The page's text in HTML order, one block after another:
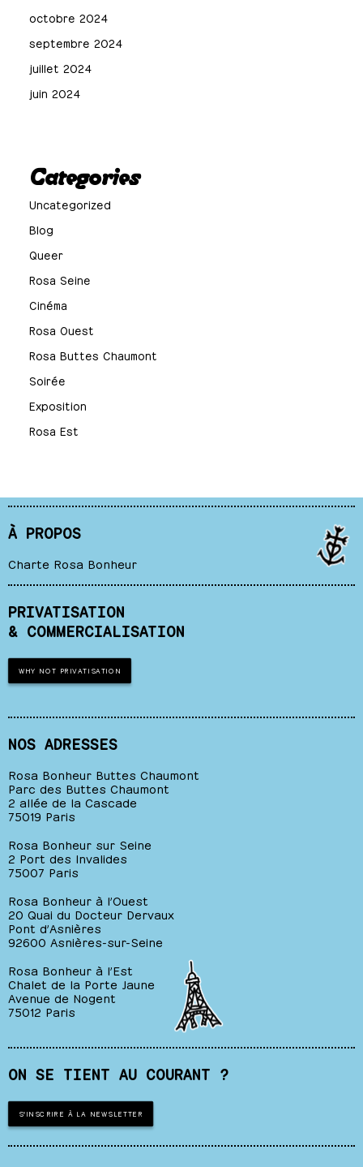
octobre 2024
septembre 2024
juillet 2024
juin 2024
Categories
Uncategorized
Blog
Queer
Rosa Seine
Cinéma
Rosa Ouest
Rosa Buttes Chaumont
Soirée
Exposition
Rosa Est
À PROPOS
Charte Rosa Bonheur
PRIVATISATION
& COMMERCIALISATION
WHY NOT PRIVATISATION
NOS ADRESSES
Rosa Bonheur Buttes Chaumont
Parc des Buttes Chaumont
2 allée de la Cascade
75019 Paris
Rosa Bonheur sur Seine
2 Port des Invalides
75007 Paris
Rosa Bonheur à l’Ouest
20 Quai du Docteur Dervaux
Pont d’Asnières
92600 Asnières-sur-Seine
Rosa Bonheur à l’Est
Chalet de la Porte Jaune
Avenue de Nogent
75012 Paris
ON SE TIENT AU COURANT ?
S'INSCRIRE À LA NEWSLETTER